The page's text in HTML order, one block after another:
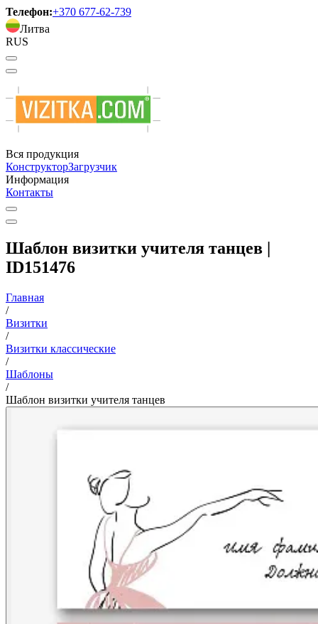
Телефон:+370 677-62-739
Литва
RUS
Вся продукция
КонструкторЗагрузчик
Информация
Контакты
Шаблон визитки учителя танцев |
ID151476
Главная
/
Визитки
/
Визитки классические
/
Шаблоны
/
Шаблон визитки учителя танцев